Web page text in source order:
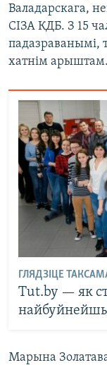
Валадарскага,
СІЗА КДБ. З 15
падазраванымі,
хатнім арыштам.
ГЛЯДЗІЦЕ
Tut.by — як
найбуйнейшы
Марына